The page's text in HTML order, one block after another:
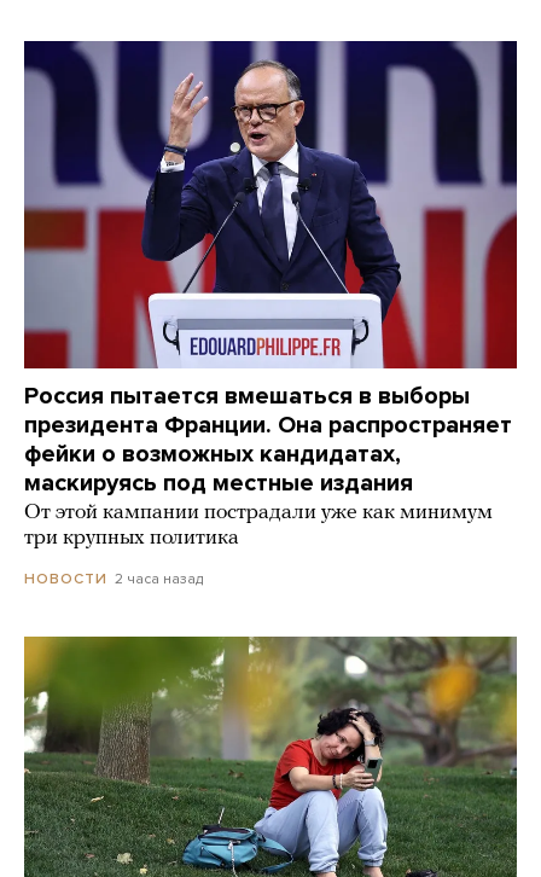
Россия пытается вмешаться в выборы
президента Франции. Она распространяет
фейки о возможных кандидатах,
маскируясь под местные издания
От этой кампании пострадали уже как минимум
три крупных политика
НОВОСТИ 2 часа назад